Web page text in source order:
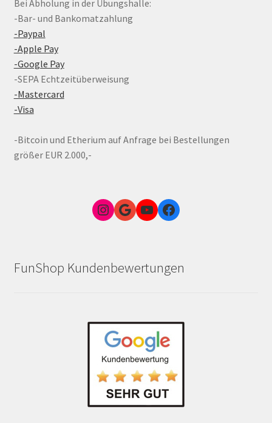
Bei Abholung in der Übungshalle:
-Bar- und Bankomatzahlung
-Paypal
-Apple Pay
-Google Pay
-SEPA Echtzeitüberweisung
-Mastercard
-Visa
-Bitcoin und Etherium auf Anfrage bei Bestellungen
größer EUR 2.000,-
Instagram
Google Link zum FunShop WienYouTubeFacebook
FunShop Kundenbewertungen